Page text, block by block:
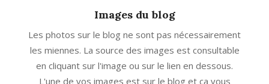
Images du blog
Les photos sur le blog ne sont pas nécessairement
les miennes. La source des images est consultable
en cliquant sur l'image ou sur le lien en dessous.
L'une de vos images est sur le blog et ça vous